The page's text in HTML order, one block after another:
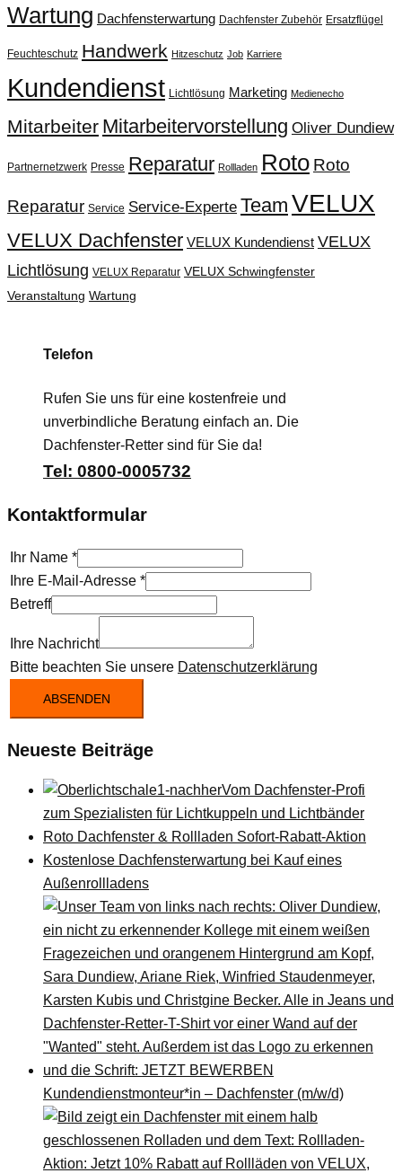
Wartung Dachfensterwartung Dachfenster Zubehör Ersatzflügel
Feuchteschutz Handwerk Hitzeschutz Job Karriere
Kundendienst Lichtlösung Marketing Medienecho
Mitarbeiter Mitarbeitervorstellung Oliver Dundiew
Partnernetzwerk Presse Reparatur Rollladen Roto Roto
Reparatur Service Service-Experte Team VELUX
VELUX Dachfenster VELUX Kundendienst VELUX
Lichtlösung VELUX Reparatur VELUX Schwingfenster
Veranstaltung Wartung
Telefon
Rufen Sie uns für eine kostenfreie und
unverbindliche Beratung einfach an. Die
Dachfenster-Retter sind für Sie da!
Tel: 0800-0005732
Kontaktformular
Ihr Name *
Ihre E-Mail-Adresse *
Betreff
Ihre Nachricht
Bitte beachten Sie unsere Datenschutzerklärung
ABSENDEN
Neueste Beiträge
Vom Dachfenster-Profi
zum Spezialisten für Lichtkuppeln und Lichtbänder
Roto Dachfenster & Rollladen Sofort-Rabatt-Aktion
Kostenlose Dachfensterwartung bei Kauf eines
Außenrollladens
Kundendienstmonteur*in – Dachfenster (m/w/d)